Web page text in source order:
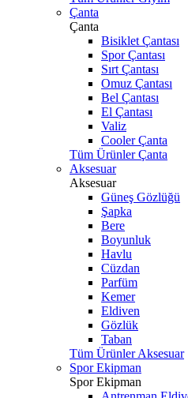
Çanta
Çanta
Bisiklet Çantası
Spor Çantası
Sırt Çantası
Omuz Çantası
Bel Çantası
El Çantası
Valiz
Cooler Çanta
Tüm Ürünler Çanta
Aksesuar
Aksesuar
Güneş Gözlüğü
Şapka
Bere
Boyunluk
Havlu
Cüzdan
Parfüm
Kemer
Eldiven
Gözlük
Taban
Tüm Ürünler Aksesuar
Spor Ekipman
Spor Ekipman